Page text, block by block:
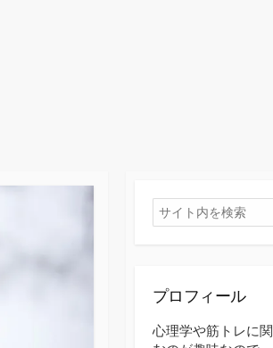
検
索
プロフィール
心理学や筋トレに